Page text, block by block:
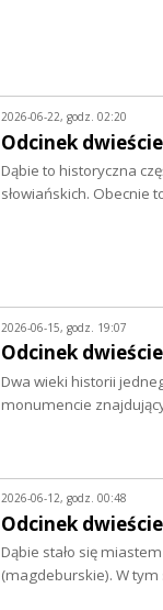
2026-06-22, godz. 02:20
Odcinek
Dąbie to historyczna
słowiańskich. Obecnie
2026-06-15, godz. 19:07
Odcinek
Dwa wieki historii
monumencie
2026-06-12, godz. 00:48
Odcinek
Dąbie stało się
(magdeburskie). W tym